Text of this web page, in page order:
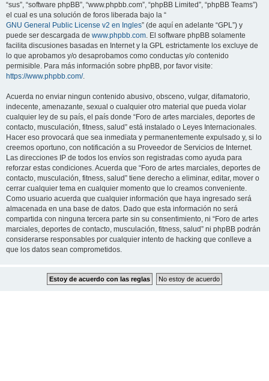
“sus”, “software phpBB”, “www.phpbb.com”, “phpBB Limited”, “phpBB Teams”)
el cual es una solución de foros liberada bajo la “
GNU General Public License v2 en Ingles” (de aquí en adelante “GPL”) y
puede ser descargada de www.phpbb.com. El software phpBB solamente
facilita discusiones basadas en Internet y la GPL estrictamente los excluye de
lo que aprobamos y/o desaprobamos como conductas y/o contenido
permisible. Para más información sobre phpBB, por favor visite:
https://www.phpbb.com/.
Acuerda no enviar ningun contenido abusivo, obsceno, vulgar, difamatorio,
indecente, amenazante, sexual o cualquier otro material que pueda violar
cualquier ley de su país, el país donde “Foro de artes marciales, deportes de
contacto, musculación, fitness, salud” está instalado o Leyes Internacionales.
Hacer eso provocará que sea inmediata y permanentemente expulsado y, si lo
creemos oportuno, con notificación a su Proveedor de Servicios de Internet.
Las direcciones IP de todos los envíos son registradas como ayuda para
reforzar estas condiciones. Acuerda que “Foro de artes marciales, deportes de
contacto, musculación, fitness, salud” tiene derecho a eliminar, editar, mover o
cerrar cualquier tema en cualquier momento que lo creamos conveniente.
Como usuario acuerda que cualquier información que haya ingresado será
almacenada en una base de datos. Dado que esta información no será
compartida con ninguna tercera parte sin su consentimiento, ni “Foro de artes
marciales, deportes de contacto, musculación, fitness, salud” ni phpBB podrán
considerarse responsables por cualquier intento de hacking que conlleve a
que los datos sean comprometidos.